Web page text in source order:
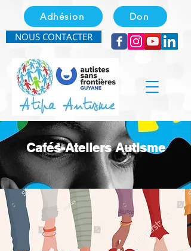
Adhésion Don
NOUS CONTACTER
Cafés-Ateliers Autisme